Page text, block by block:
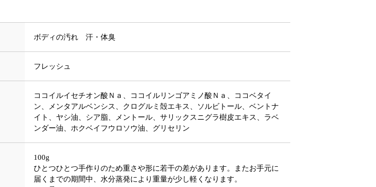
ボディの汚れ 汗・体臭
フレッシュ
ココイルイセチオン酸Ｎａ、ココイルリンゴアミノ酸Ｎａ、ココベタイ
ン、メンタアルベンシス、クログルミ殻エキス、ソルビトール、ベントナ
イト、ヤシ油、シア脂、メントール、サリックスニグラ樹皮エキス、ラベ
ンダー油、ホクベイフウロソウ油、グリセリン
100g
ひとつひとつ手作りのため重さや形に若干の差があります。またお手元に
届くまでの期間中、水分蒸発により重量が少し軽くなります。